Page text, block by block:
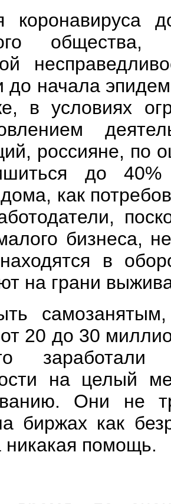
коронавируса
до начала
в условиях
россияне,
до 40%
как
бизнеса,
в
на грани
20 до 30
заработали
на целый
Они не
биржах как
никакая помощь.